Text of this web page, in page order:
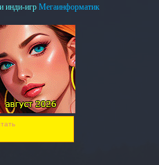
инди-игр Мегаинформатик